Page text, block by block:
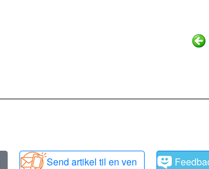
Send artikel til en ven